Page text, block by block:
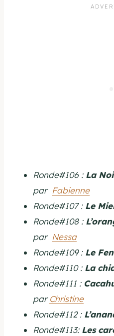
Ronde#106 : La
par Fabienne
Ronde#107 : Le
Ronde#108 :
par Nessa
Ronde#109 : Le
Ronde#110 : La
Ronde#111 :
parChristine
Ronde#112 :
Ronde#113: Les